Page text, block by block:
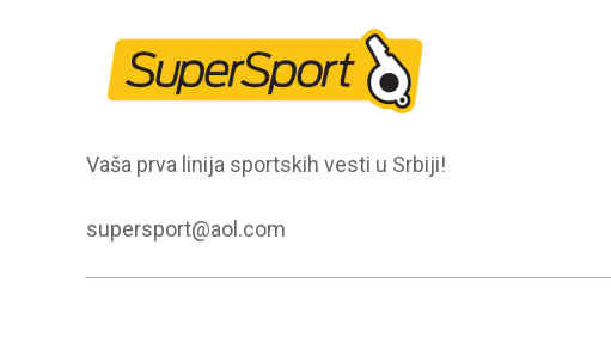
Vaša prva linija sportskih vesti u Srbiji!
supersport@aol.com